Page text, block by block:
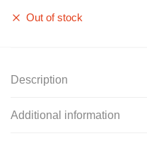
Out of stock
Description
Additional information